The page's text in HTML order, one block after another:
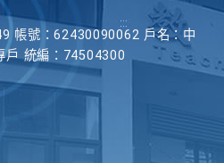
帳號：62430090062 戶名：中
戶 統編：74504300